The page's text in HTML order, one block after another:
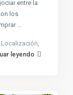
entre la
los
…
Localización
leyendo